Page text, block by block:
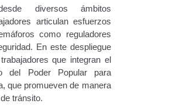
diversos ámbitos
articulan esfuerzos
como reguladores
En este despliegue
que integran el
del Poder Popular para
que promueven de manera
tránsito.